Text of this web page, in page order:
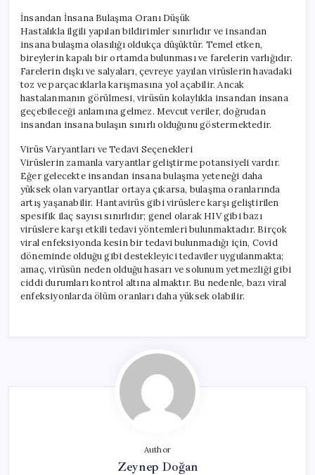
İnsandan İnsana Bulaşma Oranı Düşük
Hastalıkla ilgili yapılan bildirimler sınırlıdır ve insandan
insana bulaşma olasılığı oldukça düşüktür. Temel etken,
bireylerin kapalı bir ortamda bulunması ve farelerin varlığıdır.
Farelerin dışkı ve salyaları, çevreye yayılan virüslerin havadaki
toz ve parçacıklarla karışmasına yol açabilir. Ancak
hastalanmanın görülmesi, virüsün kolaylıkla insandan insana
geçebileceği anlamına gelmez. Mevcut veriler, doğrudan
insandan insana bulaşın sınırlı olduğunu göstermektedir.
Virüs Varyantları ve Tedavi Seçenekleri
Virüslerin zamanla varyantlar geliştirme potansiyeli vardır.
Eğer gelecekte insandan insana bulaşma yeteneği daha
yüksek olan varyantlar ortaya çıkarsa, bulaşma oranlarında
artış yaşanabilir. Hantavirüs gibi virüslere karşı geliştirilen
spesifik ilaç sayısı sınırlıdır; genel olarak HIV gibi bazı
virüslere karşı etkili tedavi yöntemleri bulunmaktadır. Birçok
viral enfeksiyonda kesin bir tedavi bulunmadığı için, Covid
döneminde olduğu gibi destekleyici tedaviler uygulanmakta;
amaç, virüsün neden olduğu hasarı ve solunum yetmezliği gibi
ciddi durumları kontrol altına almaktır. Bu nedenle, bazı viral
enfeksiyonlarda ölüm oranları daha yüksek olabilir.
Author
Zeynep Doğan